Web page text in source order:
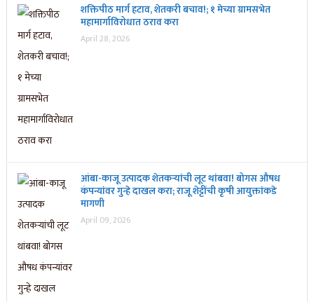
शक्तिपीठ मार्ग हटाव, शेतकरी बचाव!; १ मेच्या ग्रामसभेत
महामार्गाविरोधात ठराव करा
April 28, 2026
आंबा-काजू उत्पादक शेतकऱ्यांची लूट थांबवा! बोगस औषध
कंपन्यांवर गुन्हे दाखल करा; राजू शेट्टींची कृषी आयुक्तांकडे
मागणी
April 09, 2026